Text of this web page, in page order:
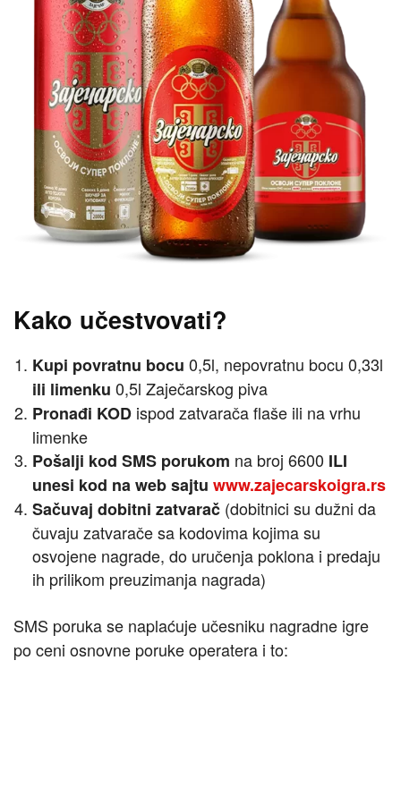
Kako učestvovati?
Kupi povratnu bocu 0,5l, nepovratnu bocu 0,33l
ili limenku 0,5l Zaječarskog piva
Pronađi KOD ispod zatvarača flaše ili na vrhu
limenke
Pošalji kod SMS porukom na broj 6600 ILI
unesi kod na web sajtu www.zajecarskoigra.rs
Sačuvaj dobitni zatvarač (dobitnici su dužni da
čuvaju zatvarače sa kodovima kojima su
osvojene nagrade, do uručenja poklona i predaju
ih prilikom preuzimanja nagrada)
SMS poruka se naplaćuje učesniku nagradne igre
po ceni osnovne poruke operatera i to: